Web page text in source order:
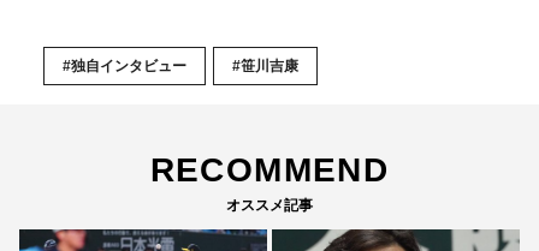
#独自インタビュー #笹川吉康
RECOMMEND
オススメ記事